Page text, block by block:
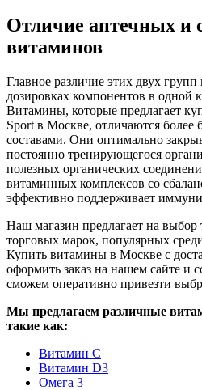
Отличие аптечных и
витаминов
Главное различие этих двух групп
дозировках компонентов в одной
Витамины, которые предлагает
Sport в Москве, отличаются
составами. Они оптимально
постоянно тренирующегося
полезных органических
витаминных комплексов со
эффективно поддерживает
Наш магазин предлагает на
торговых марок, популярных
Купить витамины в Москве с
оформить заказ на нашем сайте и
сможем оперативно привезти
Мы предлагаем различные
такие как:
Витамин C
Витамин D3
Омега 3